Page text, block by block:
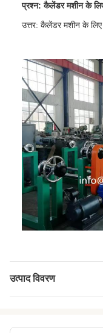
प्रश्न: कैलेंडर मशीन के
उत्तर: कैलेंडर मशीन के लिए
उत्पाद विवरण